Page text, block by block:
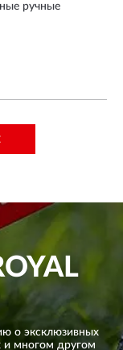
ручные
о эксклюзивных
и многом другом